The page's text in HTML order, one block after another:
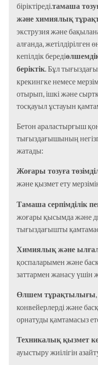
біріктіреді.тамаша
және химиялық
экструзия және
алғанда, жетілдірілген
кепілдік береді
беріктік. Бұл
крекингке немесе
отырып, ішкі және
тосқауыл ұстауын
Бетон араластырғыш
тығыздағышының
жатады:
Жоғары тозуға
және қызмет ету
Тамаша серпімділік
жоғары қысымда және
тығыздағышты
Химиялық және
қоспаларымен және
заттармен жанасу үшін
Өлшем тұрақтылығы
конвейерлерді және
орнатуды қамтамасыз
Техникалық қызмет
ауыстыру жиілігін